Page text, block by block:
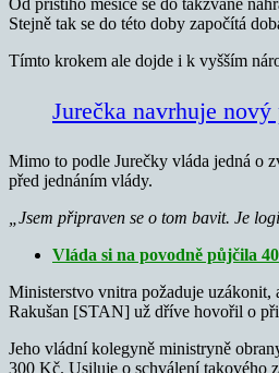
Stejně tak se do této doby započítá
Tímto krokem ale dojde i k vyšším
Jurečka navrhuje
Mimo to podle Jurečky vláda jedná o
před jednáním vlády.
„Jsem připraven se o tom bavit. Je
Vláda si na povodně půjčila
Ministerstvo vnitra požaduje uzákonit,
Rakušan [STAN] už dříve hovořil o
Jeho vládní kolegyně ministryně
300 Kč. Usiluje o schválení takového